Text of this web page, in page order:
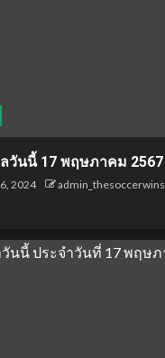
วันนี้ 17 พฤษภาคม 2567
2024 admin_thesoccerwins